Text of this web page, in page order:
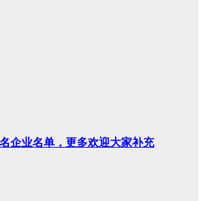
企业名单，更多欢迎大家补充